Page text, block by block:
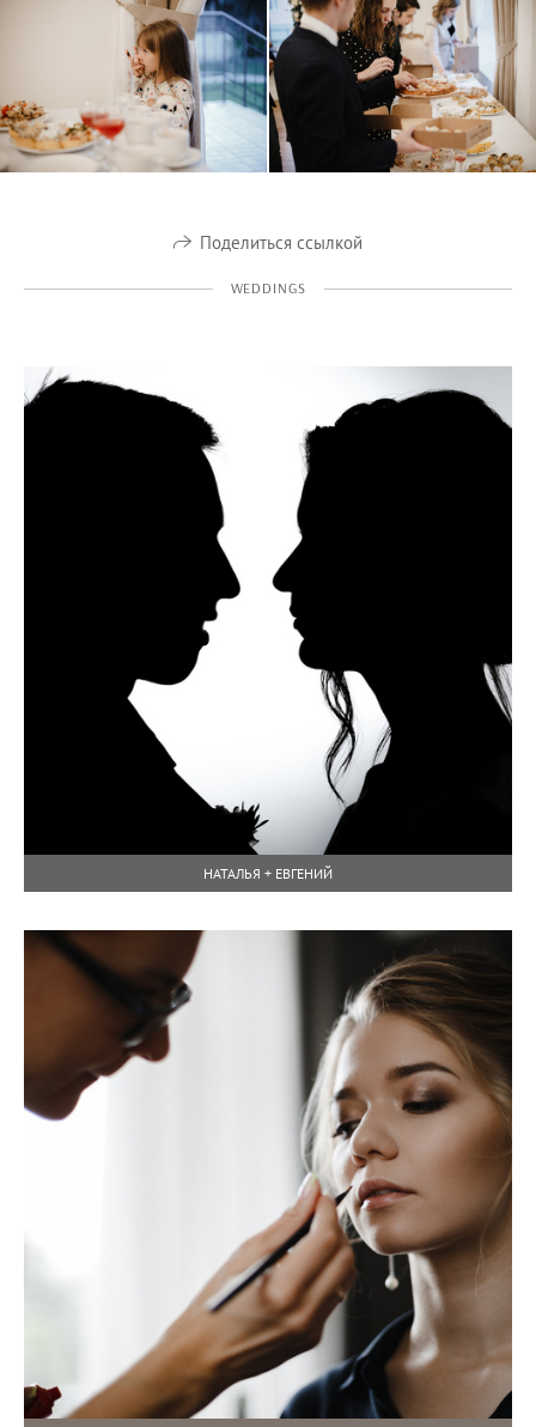
Поделиться ссылкой
WEDDINGS
НАТАЛЬЯ + ЕВГЕНИЙ